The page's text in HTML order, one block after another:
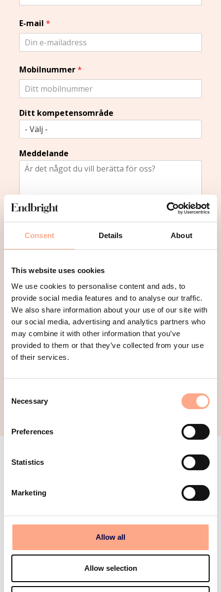
Consent Details About
This website uses cookies
We use cookies to personalise content and ads, to
provide social media features and to analyse our traffic.
We also share information about your use of our site with
our social media, advertising and analytics partners who
may combine it with other information that you’ve
provided to them or that they’ve collected from your use
of their services.
Necessary
Preferences
Statistics
Marketing
Allow all
Allow selection
E-mail *
Mobilnummer*
Ditt kompetensområde
Meddelande
Bifoga CV
Drag & Drop Files, Choose Files to Upload
Skicka
Har du frågor om våra tjänster, maila
rådgivare
Advokat: Innehar juristexamen Universitet, 4,5